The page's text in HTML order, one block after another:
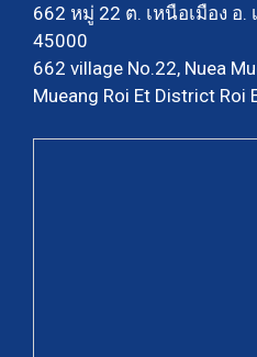
662 หมู่ 22 ต. เหนือเมือง อ.
45000
662 village No.22, Nuea
Mueang Roi Et District Roi